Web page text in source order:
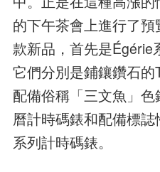
的下午茶會上進行了
款新品，首先是Égérie
它們分別是鋪鑲鑽石的
配備俗稱「三文魚」
曆計時碼錶和配備標
系列計時碼錶。